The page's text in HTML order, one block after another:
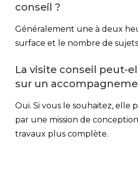
conseil ?
Généralement une à deux
surface et le nombre de
La visite conseil peut-
sur un
Oui. Si vous le souhaitez, elle
par une mission de
travaux plus complète.